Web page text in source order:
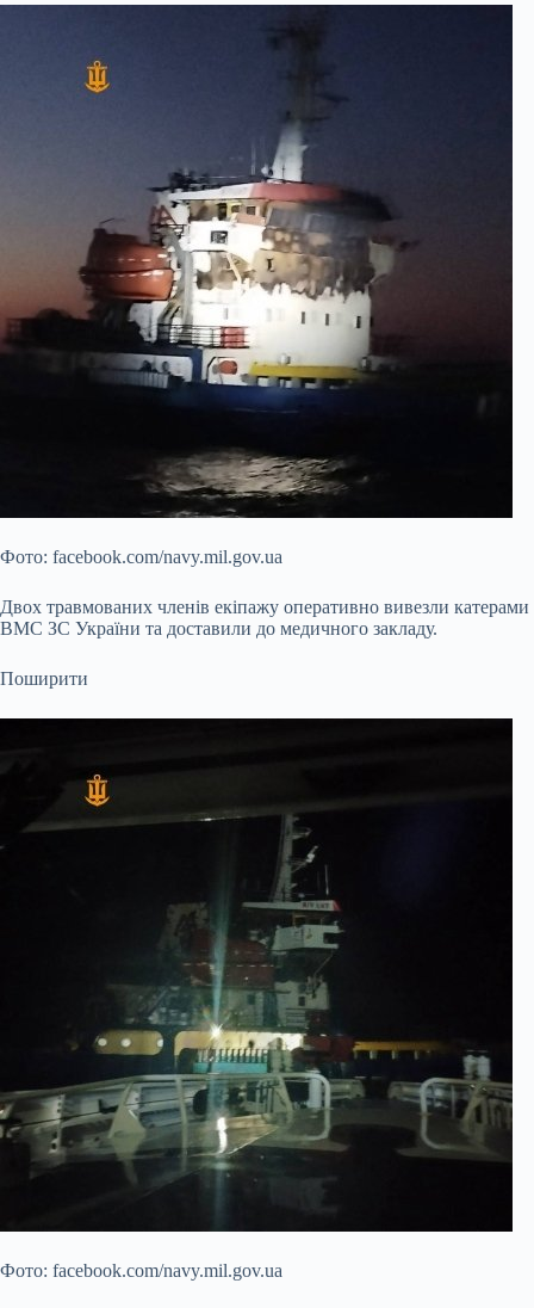
Фото: facebook.com/navy.mil.gov.ua
Двох травмованих членів екіпажу оперативно вивезли катерами
ВМС ЗС України та доставили до медичного закладу.
Поширити
Фото: facebook.com/navy.mil.gov.ua